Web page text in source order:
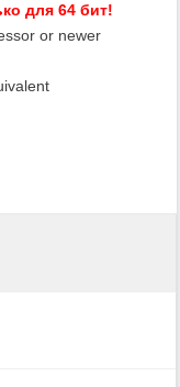
для 64 бит!
or newer